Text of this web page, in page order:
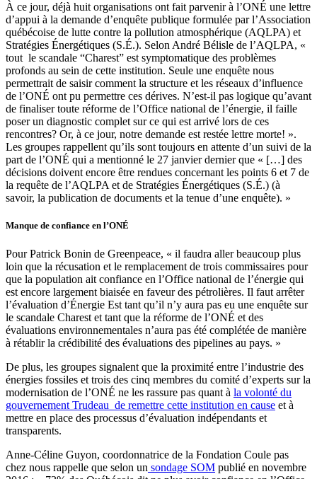
À ce jour, déjà huit organisations ont fait parvenir à l’ONÉ une lettre
d’appui à la demande d’enquête publique formulée par l’Association
québécoise de lutte contre la pollution atmosphérique (AQLPA) et
Stratégies Énergétiques (S.É.). Selon André Bélisle de l’AQLPA, «
tout le scandale “Charest” est symptomatique des problèmes
profonds au sein de cette institution. Seule une enquête nous
permettrait de saisir comment la structure et les réseaux d’influence
de l’ONÉ ont pu permettre ces dérives. N’est-il pas logique qu’avant
de finaliser toute réforme de l’Office national de l’énergie, il faille
poser un diagnostic complet sur ce qui est arrivé lors de ces
rencontres? Or, à ce jour, notre demande est restée lettre morte! ».
Les groupes rappellent qu’ils sont toujours en attente d’un suivi de la
part de l’ONÉ qui a mentionné le 27 janvier dernier que « […] des
décisions doivent encore être rendues concernant les points 6 et 7 de
la requête de l’AQLPA et de Stratégies Énergétiques (S.É.) (à
savoir, la publication de documents et la tenue d’une enquête). »
Manque de confiance en l’ONÉ
Pour Patrick Bonin de Greenpeace, « il faudra aller beaucoup plus
loin que la récusation et le remplacement de trois commissaires pour
que la population ait confiance en l’Office national de l’énergie qui
est encore largement biaisée en faveur des pétrolières. Il faut arrêter
l’évaluation d’Énergie Est tant qu’il n’y aura pas eu une enquête sur
le scandale Charest et tant que la réforme de l’ONÉ et des
évaluations environnementales n’aura pas été complétée de manière
à rétablir la crédibilité des évaluations des pipelines au pays. »
De plus, les groupes signalent que la proximité entre l’industrie des
énergies fossiles et trois des cinq membres du comité d’experts sur la
modernisation de l’ONÉ ne les rassure pas quant à la volonté du
gouvernement Trudeau de remettre cette institution en cause et à
mettre en place des processus d’évaluation indépendants et
transparents.
Anne-Céline Guyon, coordonnatrice de la Fondation Coule pas
chez nous rappelle que selon un sondage SOM publié en novembre